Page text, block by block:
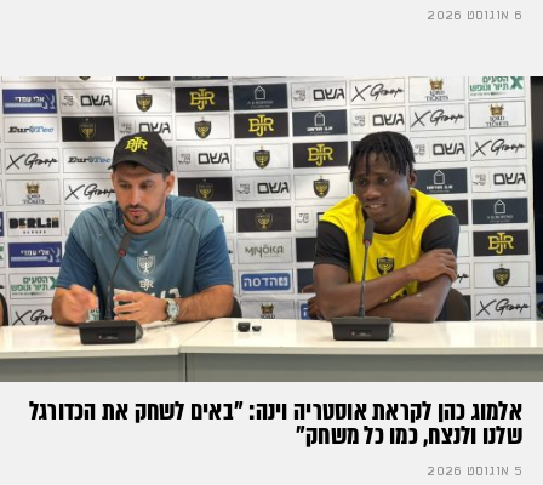
6 אוגוסט 2026
אלמוג כהן לקראת אוסטריה וינה: ״באים לשחק את הכדורגל
שלנו ולנצח, כמו כל משחק״
5 אוגוסט 2026